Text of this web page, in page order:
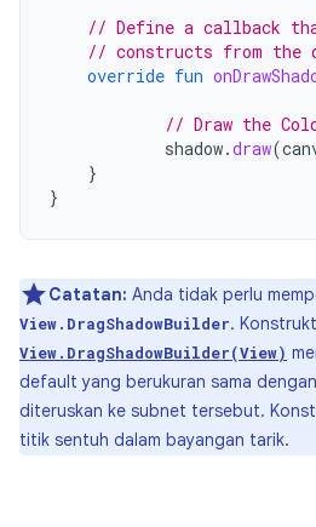
// Define a callback
// constructs from the
override fun
// Draw the
shadow.draw(
}
}
Catatan: Anda tidak perlu
View.DragShadowBuilder.
View.DragShadowBuilder(View)
default yang berukuran sama
diteruskan ke subnet tersebut.
titik sentuh dalam bayangan tarik.